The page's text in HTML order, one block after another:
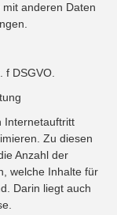
anderen Daten
f DSGVO.
Internetauftritt
Zu diesen
Anzahl der
welche Inhalte für
Darin liegt auch